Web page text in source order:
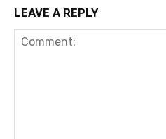
LEAVE A REPLY